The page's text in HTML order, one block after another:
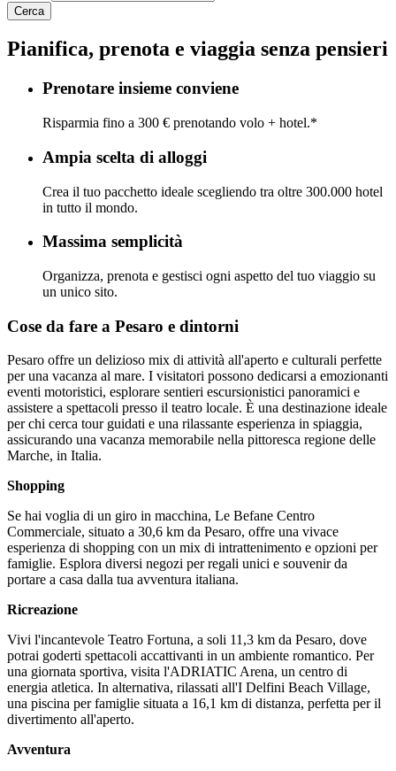
Cerca
Pianifica, prenota e viaggia senza pensieri
Prenotare insieme conviene
Risparmia fino a 300 € prenotando volo + hotel.*
Ampia scelta di alloggi
Crea il tuo pacchetto ideale scegliendo tra oltre 300.000 hotel
in tutto il mondo.
Massima semplicità
Organizza, prenota e gestisci ogni aspetto del tuo viaggio su
un unico sito.
Cose da fare a Pesaro e dintorni
Pesaro offre un delizioso mix di attività all'aperto e culturali perfette
per una vacanza al mare. I visitatori possono dedicarsi a emozionanti
eventi motoristici, esplorare sentieri escursionistici panoramici e
assistere a spettacoli presso il teatro locale. È una destinazione ideale
per chi cerca tour guidati e una rilassante esperienza in spiaggia,
assicurando una vacanza memorabile nella pittoresca regione delle
Marche, in Italia.
Shopping
Se hai voglia di un giro in macchina, Le Befane Centro
Commerciale, situato a 30,6 km da Pesaro, offre una vivace
esperienza di shopping con un mix di intrattenimento e opzioni per
famiglie. Esplora diversi negozi per regali unici e souvenir da
portare a casa dalla tua avventura italiana.
Ricreazione
Vivi l'incantevole Teatro Fortuna, a soli 11,3 km da Pesaro, dove
potrai goderti spettacoli accattivanti in un ambiente romantico. Per
una giornata sportiva, visita l'ADRIATIC Arena, un centro di
energia atletica. In alternativa, rilassati all'I Delfini Beach Village,
una piscina per famiglie situata a 16,1 km di distanza, perfetta per il
divertimento all'aperto.
Avventura